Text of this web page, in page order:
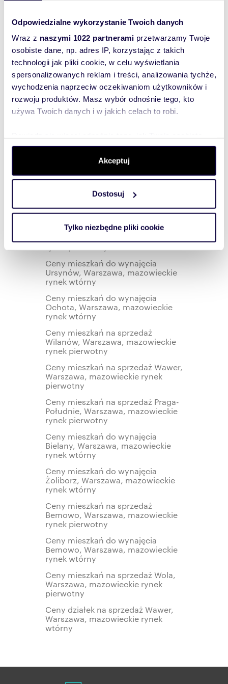
Odpowiedzialne wykorzystanie Twoich danych
Wraz z naszymi 1022 partnerami przetwarzamy Twoje
osobiste dane, np. adres IP, korzystając z takich
technologii jak pliki cookie, w celu wyświetlania
spersonalizowanych reklam i treści, analizowania tychże,
wychodzenia naprzeciw oczekiwaniom użytkowników i
rozwoju produktów. Masz wybór odnośnie tego, kto
używa Twoich danych i w jakich celach to robi.
dane są przetwarzane oraz ustaw własne preferencje w
. W Deklaracji plików cookie możesz
zmienić lub wycofać swoją zgodę w dowolnej chwili.
Wykorzystujemy pliki cookie do spersonalizowania treści
i reklam, aby oferować funkcje społecznościowe i
korzystasz z naszej witryny, udostępniamy partnerom
Partnerzy mogą połączyć te informacje z innymi danymi
otrzymanymi od Ciebie lub uzyskanymi podczas
korzystania z ich usług.
Akceptuj
Dostosuj
Tylko niezbędne pliki cookie
rynek wtórny
Ceny mieszkań do wynajęcia
Wilanów, Warszawa, mazowieckie
rynek wtórny
Ceny mieszkań na sprzedaż
Mokotów, Warszawa, mazowieckie
rynek pierwotny
Ceny mieszkań na sprzedaż
Włochy, Warszawa, mazowieckie
rynek wtórny
Ceny domów do wynajęcia
Warszawa, mazowieckie rynek
wtórny
Ceny mieszkań na sprzedaż
rynek pierwotny
Ceny mieszkań na sprzedaż
Ceny mieszkań do wynajęcia
Ursynów, Warszawa, mazowieckie
rynek wtórny
Ceny mieszkań do wynajęcia
Ochota, Warszawa, mazowieckie
rynek wtórny
Ceny mieszkań na sprzedaż
Wilanów, Warszawa, mazowieckie
rynek pierwotny
Ceny mieszkań na sprzedaż Wawer,
Warszawa, mazowieckie rynek
pierwotny
Ceny mieszkań na sprzedaż Praga-
Południe, Warszawa, mazowieckie
rynek pierwotny
Ceny mieszkań do wynajęcia
Bielany, Warszawa, mazowieckie
rynek wtórny
Ceny mieszkań do wynajęcia
Żoliborz, Warszawa, mazowieckie
rynek wtórny
Ceny mieszkań na sprzedaż
Bemowo, Warszawa, mazowieckie
rynek pierwotny
Ceny mieszkań do wynajęcia
Bemowo, Warszawa, mazowieckie
rynek wtórny
Ceny mieszkań na sprzedaż Wola,
Warszawa, mazowieckie rynek
pierwotny
Ceny działek na sprzedaż Wawer,
Warszawa, mazowieckie rynek
wtórny